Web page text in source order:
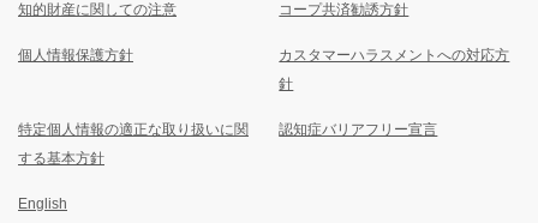
知的財産に関しての注意 コープ共済勧誘方針
個人情報保護方針
カスタマーハラスメントへの対応方
針
特定個人情報の適正な取り扱いに関
する基本方針
認知症バリアフリー宣言
English